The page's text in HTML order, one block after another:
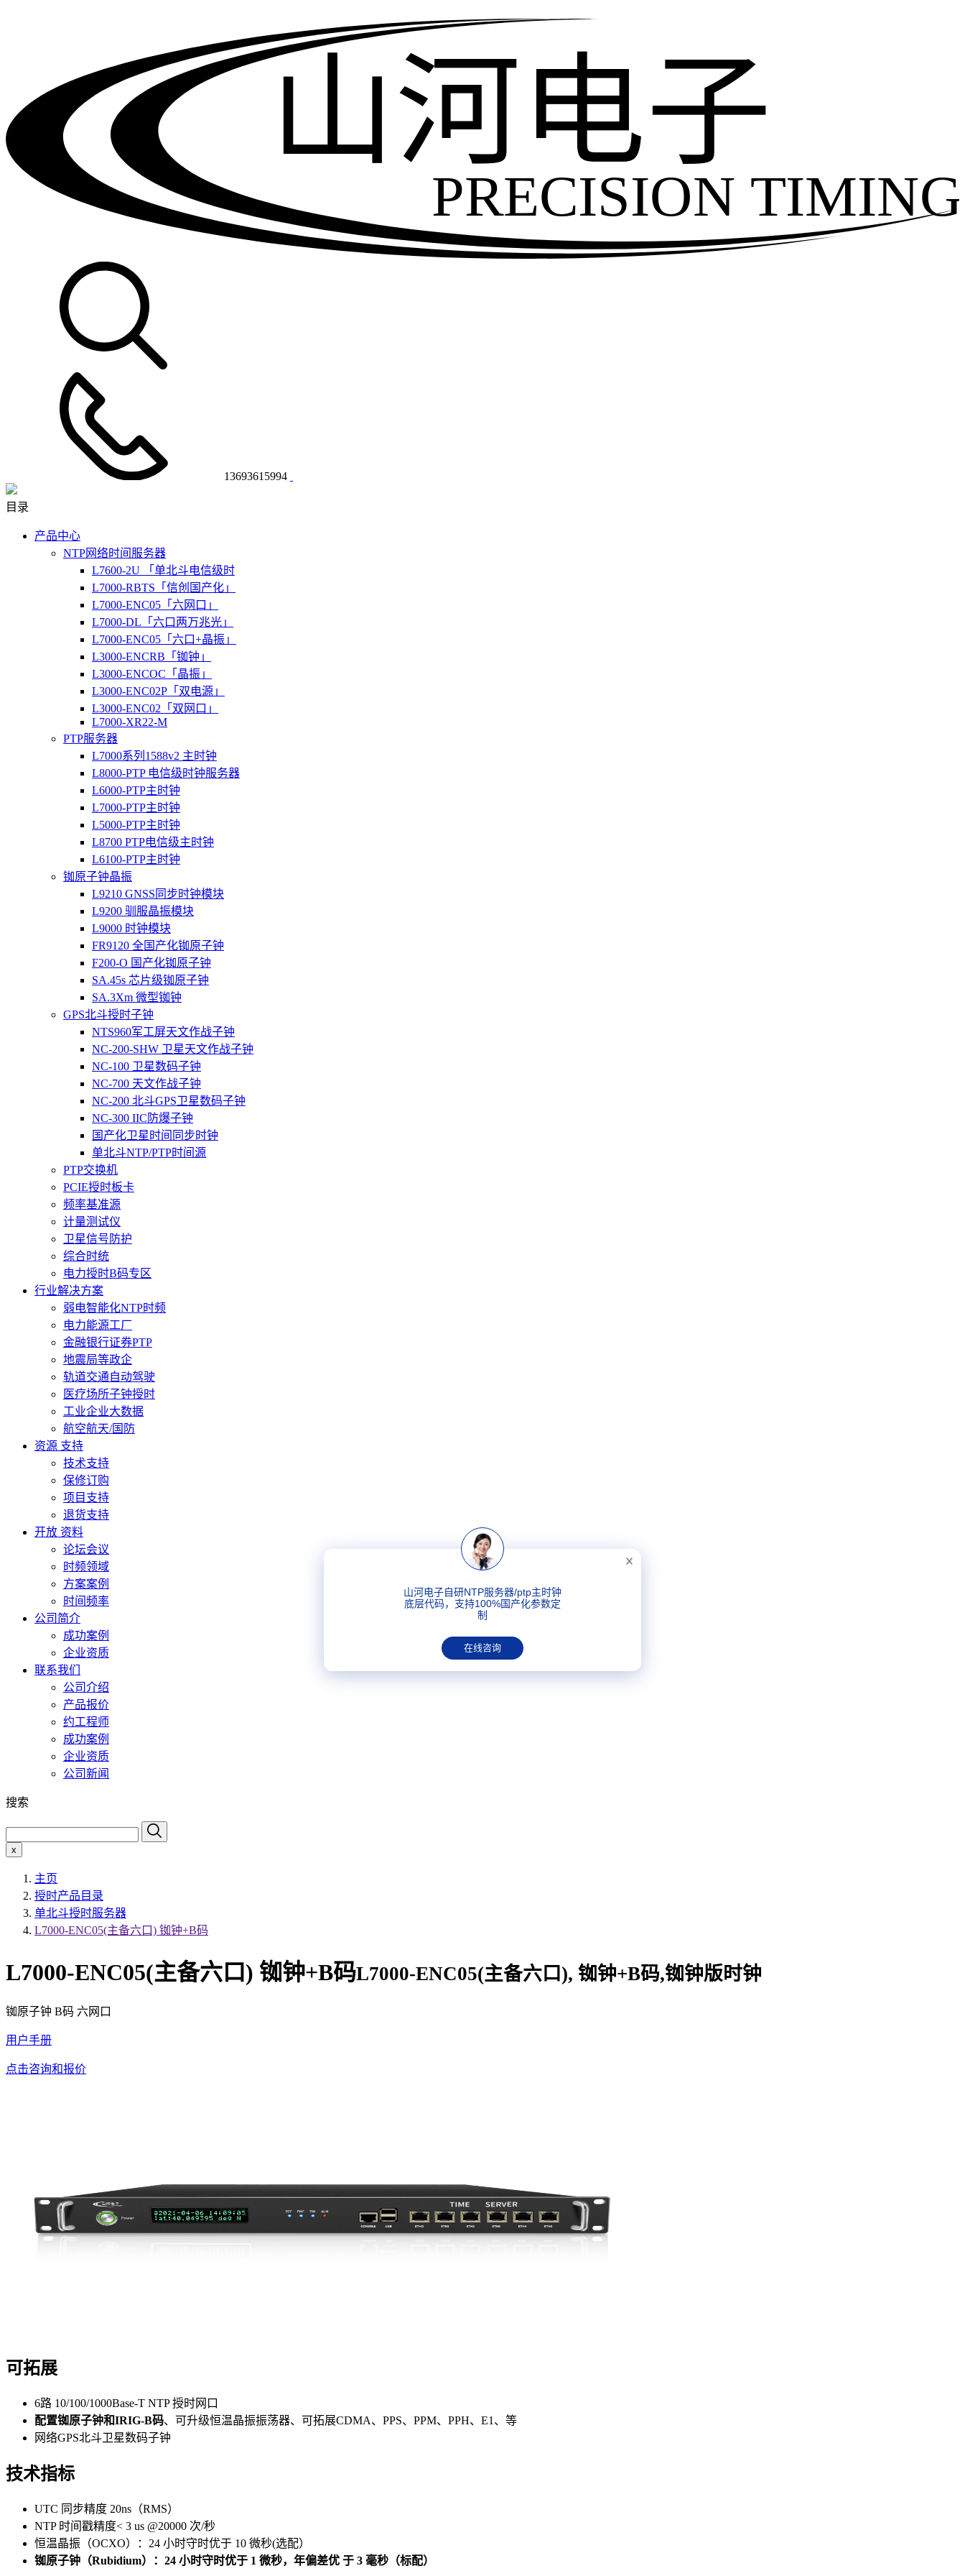
PRECISION TIMING
山河电子
13693615994
目录
产品中心
NTP网络时间服务器
L7600-2U 「单北斗电信级时
L7000-RBTS「信创国产化」
L7000-ENC05「六网口」
L7000-DL「六口两万兆光」
L7000-ENC05「六口+晶振」
L3000-ENCRB「铷钟」
L3000-ENCOC「晶振」
L3000-ENC02P「双电源」
L3000-ENC02「双网口」
L7000-XR22-M
PTP服务器
L7000系列1588v2 主时钟
L8000-PTP 电信级时钟服务器
L6000-PTP主时钟
L7000-PTP主时钟
L5000-PTP主时钟
L8700 PTP电信级主时钟
L6100-PTP主时钟
铷原子钟晶振
L9210 GNSS同步时钟模块
L9200 驯服晶振模块
L9000 时钟模块
FR9120 全国产化铷原子钟
F200-O 国产化铷原子钟
SA.45s 芯片级铷原子钟
SA.3Xm 微型铷钟
GPS北斗授时子钟
NTS960军工屏天文作战子钟
NC-200-SHW 卫星天文作战子钟
NC-100 卫星数码子钟
NC-700 天文作战子钟
NC-200 北斗GPS卫星数码子钟
NC-300 IIC防爆子钟
国产化卫星时间同步时钟
单北斗NTP/PTP时间源
PTP交换机
PCIE授时板卡
频率基准源
计量测试仪
卫星信号防护
综合时统
电力授时B码专区
行业解决方案
弱电智能化NTP时频
电力能源工厂
金融银行证券PTP
地震局等政企
轨道交通自动驾驶
医疗场所子钟授时
工业企业大数据
航空航天/国防
资源 支持
技术支持
保修订购
项目支持
退货支持
开放 资料
论坛会议
时频领域
方案案例
时间频率
公司简介
成功案例
企业资质
联系我们
公司介绍
产品报价
约工程师
成功案例
企业资质
公司新闻
搜索
x
主页
授时产品目录
单北斗授时服务器
L7000-ENC05(主备六口) 铷钟+B码
L7000-ENC05(主备六口) 铷钟+B码L7000-ENC05(主备六口), 铷钟+B码,铷钟版时钟
铷原子钟 B码 六网口
用户手册
点击咨询和报价
可拓展
6路 10/100/1000Base-T NTP 授时网口
配置铷原子钟和IRIG-B码、可升级恒温晶振振荡器、可拓展CDMA、PPS、PPM、PPH、E1、等
网络GPS北斗卫星数码子钟
技术指标
UTC 同步精度 20ns（RMS）
NTP 时间戳精度< 3 us @20000 次/秒
恒温晶振（OCXO）：24 小时守时优于 10 微秒(选配）
铷原子钟（Rubidium）：24 小时守时优于 1 微秒，年偏差优 于 3 毫秒（标配）
山河电子自研NTP服务器/ptp主时钟
底层代码，支持100%国产化参数定
制
在线咨询